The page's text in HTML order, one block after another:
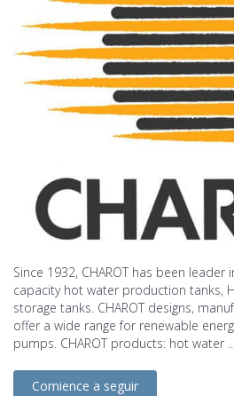
Since 1932, CHAROT has been leader
capacity hot water production tanks,
storage tanks. CHAROT designs,
offer a wide range for renewable
pumps. CHAROT products: hot water
Comience a seguir